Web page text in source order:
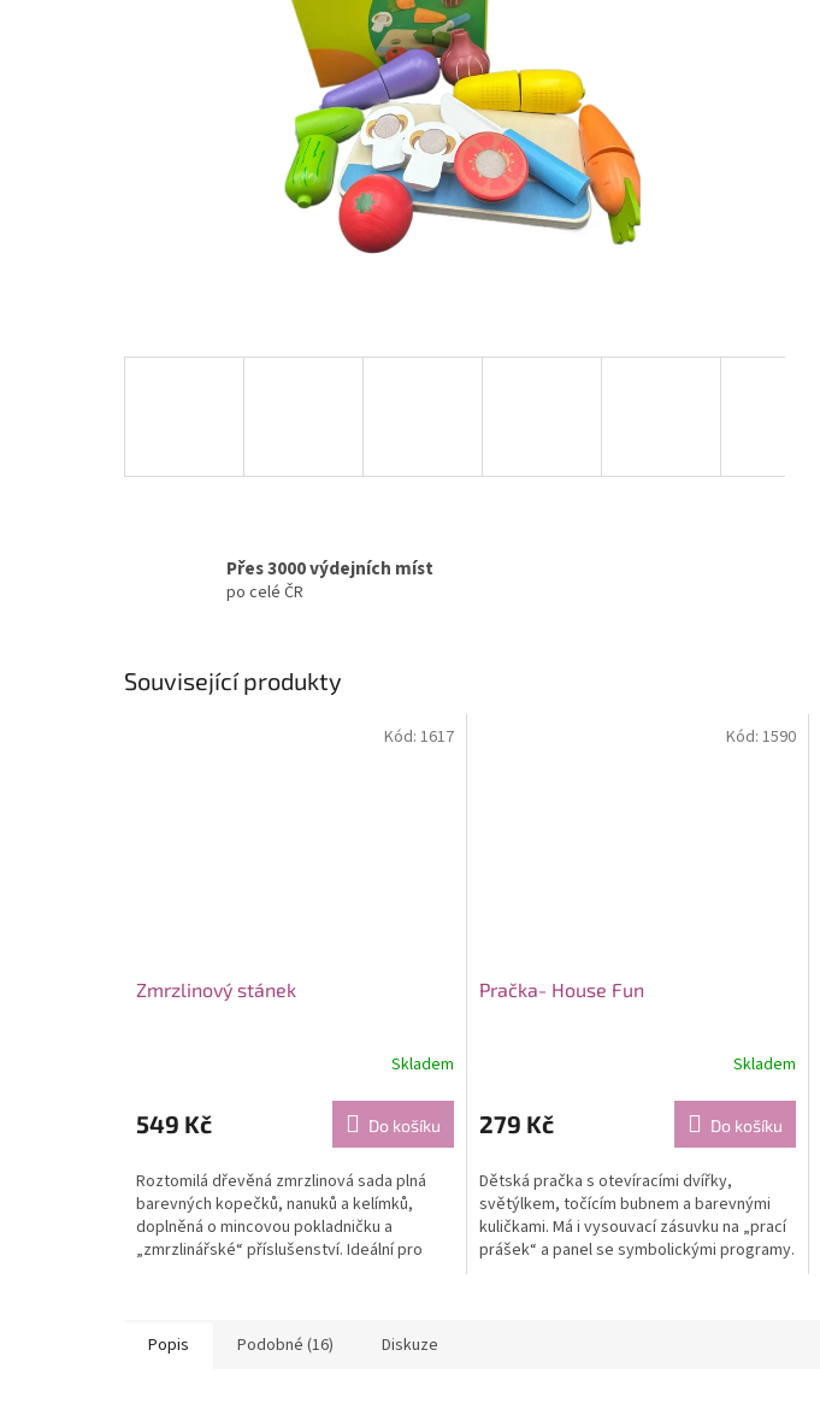
Přes 3000 výdejních míst
po celé ČR
Související produkty
Zmrzlinový stánek
Skladem
549 Kč Do košíku
Roztomilá dřevěná zmrzlinová sada plná
barevných kopečků, nanuků a kelímků,
doplněná o mincovou pokladničku a
„zmrzlinářské“ příslušenství. Ideální pro
Kód: 1617
Pračka- House Fun
Skladem
279 Kč Do košíku
Dětská pračka s otevíracími dvířky,
světýlkem, točícím bubnem a barevnými
kuličkami. Má i vysouvací zásuvku na „prací
prášek“ a panel se symbolickými programy.
Kód: 1590
Popis Podobné (16) Diskuze